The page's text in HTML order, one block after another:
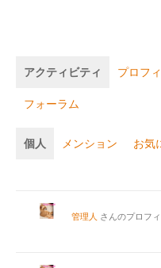
アクティビティ プロフ
フォーラム
個人 メンション お気
管理人 さんのプロフ